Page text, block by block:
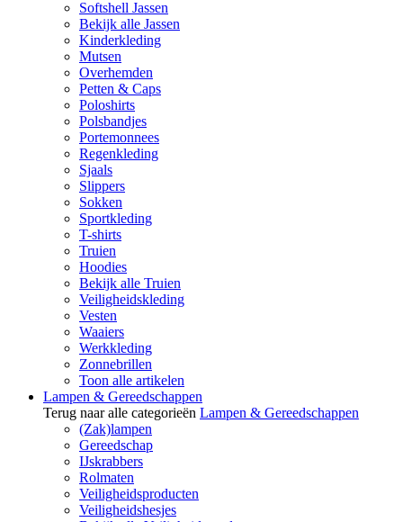
Softshell Jassen
Bekijk alle Jassen
Kinderkleding
Mutsen
Overhemden
Petten & Caps
Poloshirts
Polsbandjes
Portemonnees
Regenkleding
Sjaals
Slippers
Sokken
Sportkleding
T-shirts
Truien
Hoodies
Bekijk alle Truien
Veiligheidskleding
Vesten
Waaiers
Werkkleding
Zonnebrillen
Toon alle artikelen
Lampen & Gereedschappen
Terug naar alle categorieën Lampen & Gereedschappen
(Zak)lampen
Gereedschap
IJskrabbers
Rolmaten
Veiligheidsproducten
Veiligheidshesjes